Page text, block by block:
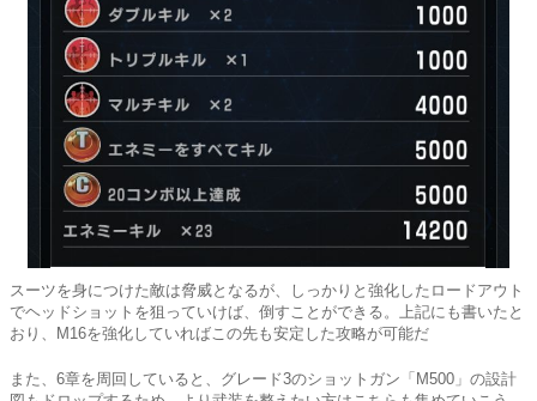
スーツを身につけた敵は脅威となるが、しっかりと強化したロードアウト
でヘッドショットを狙っていけば、倒すことができる。上記にも書いたと
おり、M16を強化していればこの先も安定した攻略が可能だ
また、6章を周回していると、グレード3のショットガン「M500」の設計